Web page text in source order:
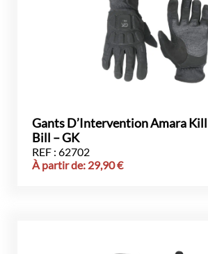
Gants D’Intervention Amara Kill
Bill – GK
REF : 62702
À partir de: 29,90€